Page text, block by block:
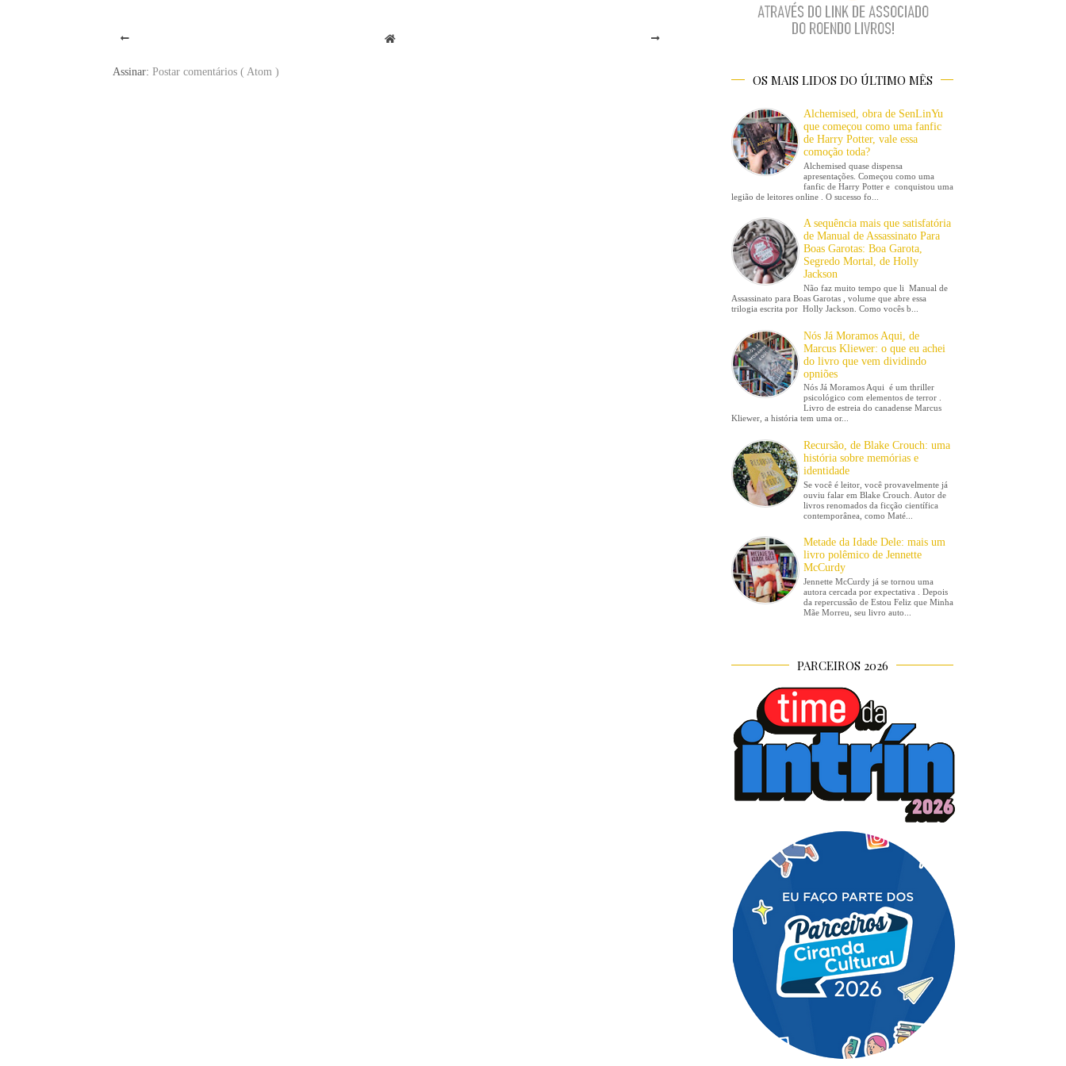
Assinar: Postar comentários ( Atom )
OS MAIS LIDOS DO ÚLTIMO MÊS
Alchemised, obra de SenLinYu
que começou como uma fanfic
de Harry Potter, vale essa
comoção toda?
Alchemised quase dispensa
apresentações. Começou como uma
fanfic de Harry Potter e conquistou uma
legião de leitores online . O sucesso fo...
A sequência mais que satisfatória
de Manual de Assassinato Para
Boas Garotas: Boa Garota,
Segredo Mortal, de Holly
Jackson
Não faz muito tempo que li Manual de
Assassinato para Boas Garotas , volume que abre essa
trilogia escrita por Holly Jackson. Como vocês b...
Nós Já Moramos Aqui, de
Marcus Kliewer: o que eu achei
do livro que vem dividindo
opniões
Nós Já Moramos Aqui é um thriller
psicológico com elementos de terror .
Livro de estreia do canadense Marcus
Kliewer, a história tem uma or...
Recursão, de Blake Crouch: uma
história sobre memórias e
identidade
Se você é leitor, você provavelmente já
ouviu falar em Blake Crouch. Autor de
livros renomados da ficção científica
contemporânea, como Maté...
Metade da Idade Dele: mais um
livro polêmico de Jennette
McCurdy
Jennette McCurdy já se tornou uma
autora cercada por expectativa . Depois
da repercussão de Estou Feliz que Minha
Mãe Morreu, seu livro auto...
PARCEIROS 2026